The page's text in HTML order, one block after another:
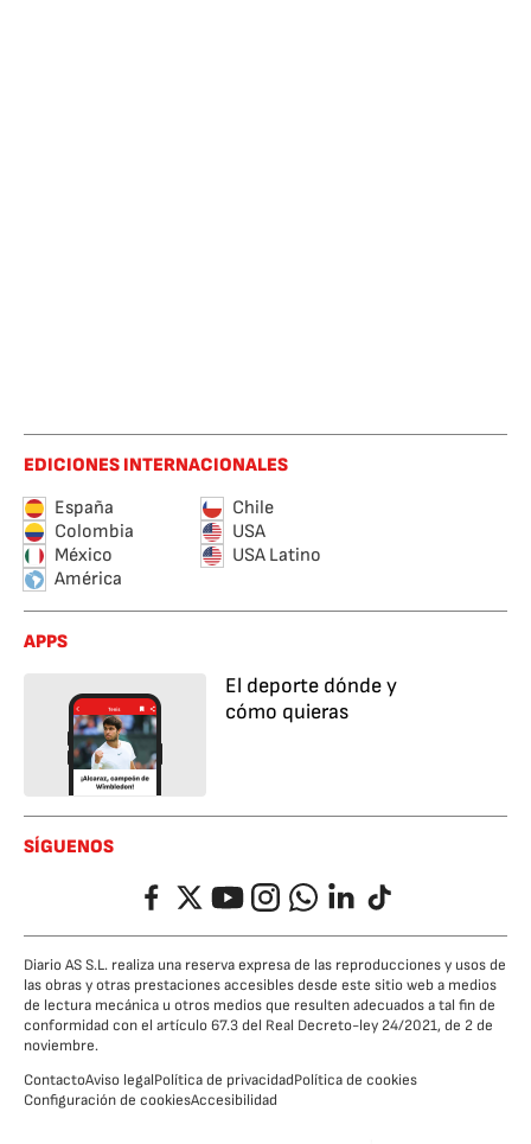
EDICIONES INTERNACIONALES
España
Chile
Colombia
USA
México
USA Latino
América
APPS
El deporte dónde y
cómo quieras
SÍGUENOS
FacebookTwitterYouTubeInstagramWhatsappLinkedIn
TikTok
Diario AS S.L. realiza una reserva expresa de las reproducciones y usos de
las obras y otras prestaciones accesibles desde este sitio web a medios
de lectura mecánica u otros medios que resulten adecuados a tal fin de
conformidad con el artículo 67.3 del Real Decreto-ley 24/2021, de 2 de
noviembre.
ContactoAviso legalPolítica de privacidadPolítica de cookies
Configuración de cookiesAccesibilidad